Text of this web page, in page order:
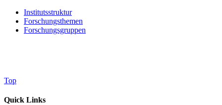
Institutsstruktur
Forschungsthemen
Forschungsgruppen
Top
Quick Links